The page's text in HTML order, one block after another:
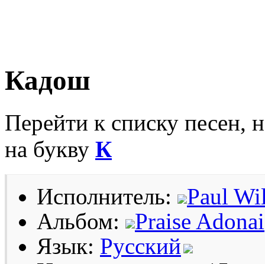
Кадош
Перейти к списку песен,
на букву К
Исполнитель:
Paul
Альбом:
Praise Adonai
Язык: Русский